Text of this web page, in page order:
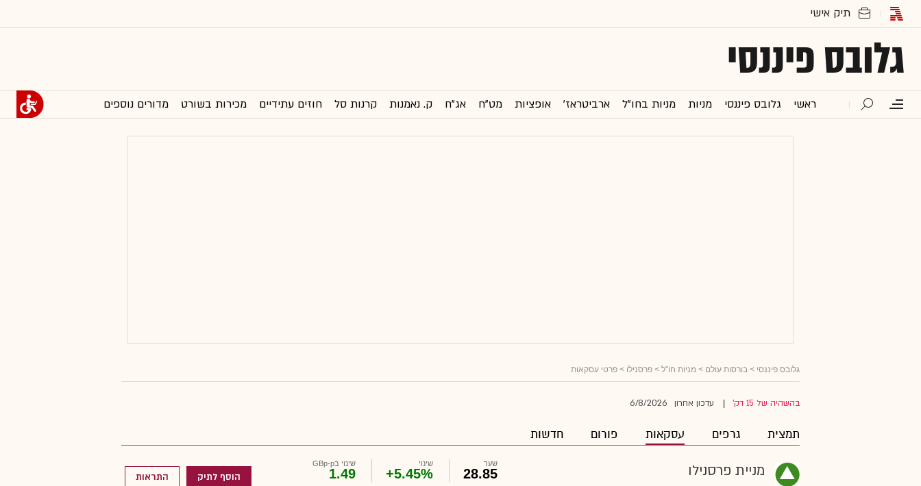
גלובס פיננסי
ראשי גלובס פיננסי מניות מניות בחו"ל ארביטראז' אופציות מט"ח אג"ח ק. נאמנות קרנות סל חוזים עתידיים מכירות בשורט מדורים נוספים
גלובס פיננסי > בורסות עולם > מניות חו"ל > פרסנילו > פרטי עסקאות
בהשהיה של 15 דק' עדכון אחרון 6/8/2026
תמצית גרפים עסקאות פורום חדשות
מניית פרסנילו שער
28.85
שינוי
+5.45%
שינוי בGBp-p
1.49 הוסף לתיק התראות